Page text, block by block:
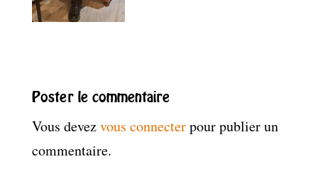
Poster le commentaire
Vous devezvous connecterpour publier un
commentaire.